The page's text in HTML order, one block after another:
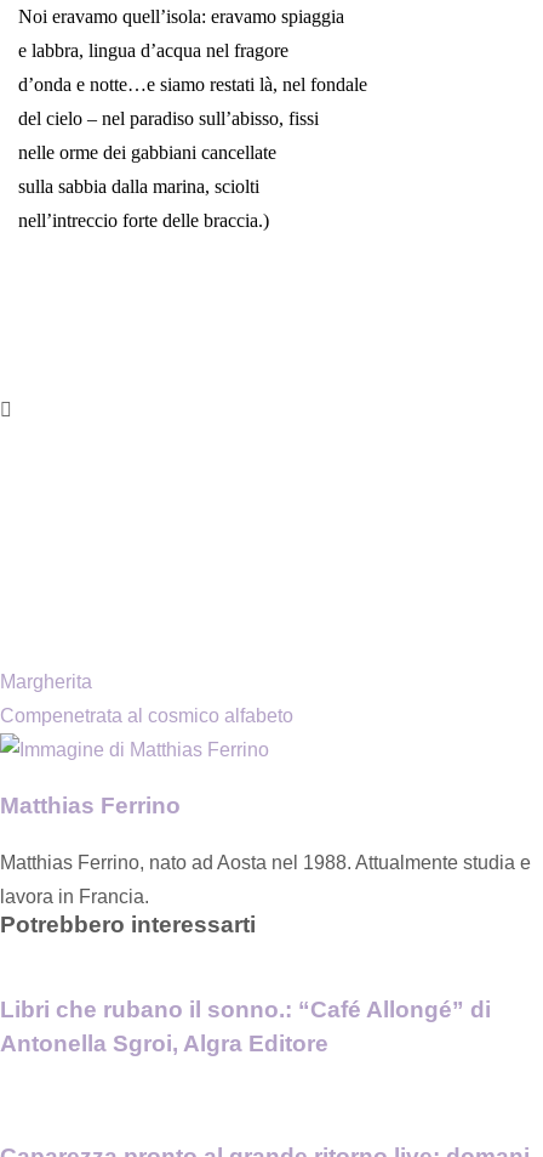
Noi eravamo quell’isola: eravamo spiaggia
e labbra, lingua d’acqua nel fragore
d’onda e notte…e siamo restati là, nel fondale
del cielo – nel paradiso sull’abisso, fissi
nelle orme dei gabbiani cancellate
sulla sabbia dalla marina, sciolti
nell’intreccio forte delle braccia.)
Margherita
Compenetrata al cosmico alfabeto
Matthias Ferrino
Matthias Ferrino, nato ad Aosta nel 1988. Attualmente studia e
lavora in Francia.
Potrebbero interessarti
Libri che rubano il sonno.: “Café Allongé” di
Antonella Sgroi, Algra Editore